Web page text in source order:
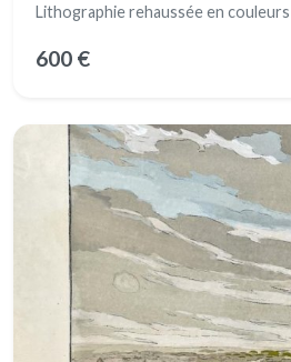
Lithographie rehaussée en couleurs
600 €